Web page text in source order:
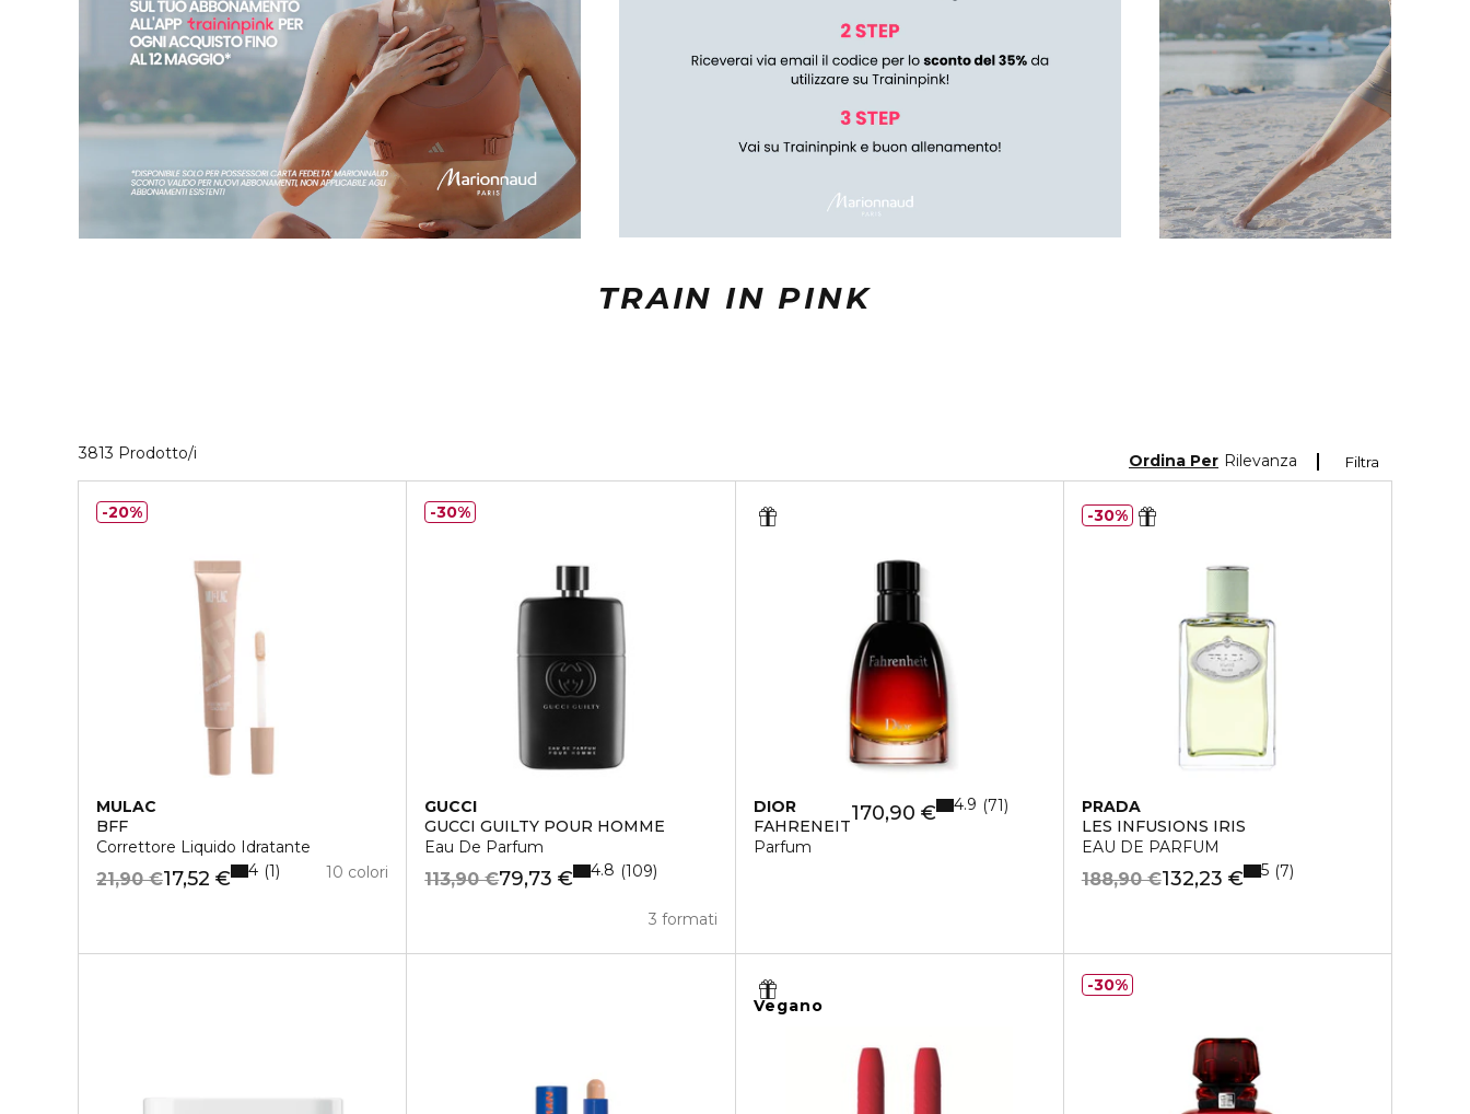
TRAIN IN PINK
3813 Prodotto/i Filtra
Ordina Per Rilevanza
MULAC
BFF
Correttore Liquido Idratante
17,52 €
21,90 € 10 colori
4 1
20%
GUCCI
GUCCI GUILTY POUR HOMME
Eau De Parfum
79,73 €
113,90 €
3 formati
4.8 109
30%
DIOR
FAHRENEIT
Parfum
170,90 € 4.9 71
PRADA
LES INFUSIONS IRIS
EAU DE PARFUM
132,23 €
188,90 € 5 7
30%
Vegano
30%